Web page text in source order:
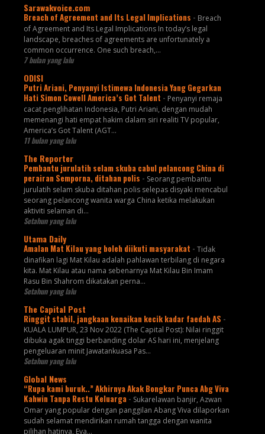
Sarawakvoice.com
Breach of Agreement and Its Legal Implications - Breach
of Agreement and Its Legal Implications In today’s legal
landscape, breaches of agreements are unfortunately a
common occurrence. One such breach,...
7 bulan yang lalu
ODISI
Putri Ariani, Penyanyi Istimewa Indonesia Yang Gegarkan
Hati Simon Cowell America’s Got Talent - Penyanyi remaja
cacat penglihatan Indonesia, Putri Ariani, dengan mudah
memenangi hati empat hakim dalam siri realiti TV popular,
America’s Got Talent (AGT...
11 bulan yang lalu
The Reporter
Pembantu jurulatih selam skuba cabul pelancong China di
perairan Semporna, ditahan polis - Seorang pembantu
jurulatih selam skuba ditahan polis selepas disyaki mencabul
seorang pelancong wanita warga China ketika melakukan
aktiviti selaman di...
Setahun yang lalu
Utama Daily
Amalan Mat Kilau yang boleh diikuti masyarakat - Tidak
dinafikan lagi Mat Kilau adalah pahlawan terbilang di negara
kita. Mat Kilau atau nama sebenarnya Mat Kilau Bin Imam
Rasu Bin Shahrom dikatakan perna...
Setahun yang lalu
The Capital Post
Ringgit stabil, jangkaan kenaikan kecik kadar faedah AS -
KUALA LUMPUR, 23 Nov 2022 (The Capital Post): Nilai ringgit
dibuka agak tinggi berbanding dolar AS hari ini, menjelang
pengeluaran minit Jawatankuasa Pas...
Setahun yang lalu
Global News
“Rupa kami buruk..” Akhirnya Akak Bongkar Punca Abg Viva
Kahwin Tanpa Restu Keluarga - Sukarelawan banjir, Azwan
Omar yang popular dengan panggilan Abang Viva dilaporkan
sudah selamat mendirikan rumah tangga dengan wanita
pilihan hatinya, Eva...